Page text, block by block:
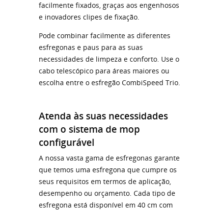
facilmente fixados, graças aos engenhosos
e inovadores clipes de fixação.
Pode combinar facilmente as diferentes
esfregonas e paus para as suas
necessidades de limpeza e conforto. Use o
cabo telescópico para áreas maiores ou
escolha entre o esfregão CombiSpeed ​​Trio.
Atenda às suas necessidades
com o sistema de mop
configurável
A nossa vasta gama de esfregonas garante
que temos uma esfregona que cumpre os
seus requisitos em termos de aplicação,
desempenho ou orçamento. Cada tipo de
esfregona está disponível em 40 cm com